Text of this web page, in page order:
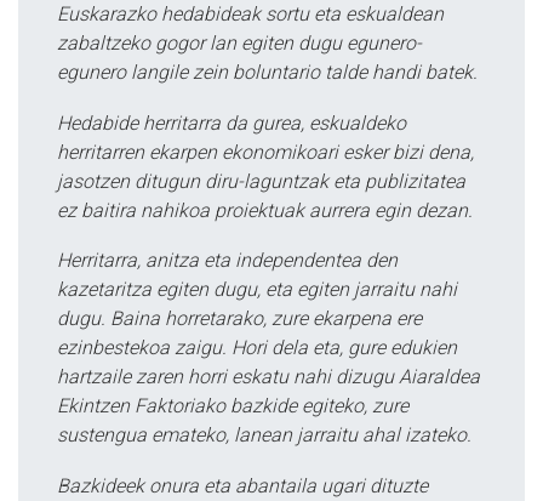
Euskarazko hedabideak sortu eta eskualdean
zabaltzeko gogor lan egiten dugu egunero-
egunero langile zein boluntario talde handi batek.
Hedabide herritarra da gurea, eskualdeko
herritarren ekarpen ekonomikoari esker bizi dena,
jasotzen ditugun diru-laguntzak eta publizitatea
ez baitira nahikoa proiektuak aurrera egin dezan.
Herritarra, anitza eta independentea den
kazetaritza egiten dugu, eta egiten jarraitu nahi
dugu. Baina horretarako, zure ekarpena ere
ezinbestekoa zaigu. Hori dela eta, gure edukien
hartzaile zaren horri eskatu nahi dizugu Aiaraldea
Ekintzen Faktoriako bazkide egiteko, zure
sustengua emateko, lanean jarraitu ahal izateko.
Bazkideek onura eta abantaila ugari dituzte